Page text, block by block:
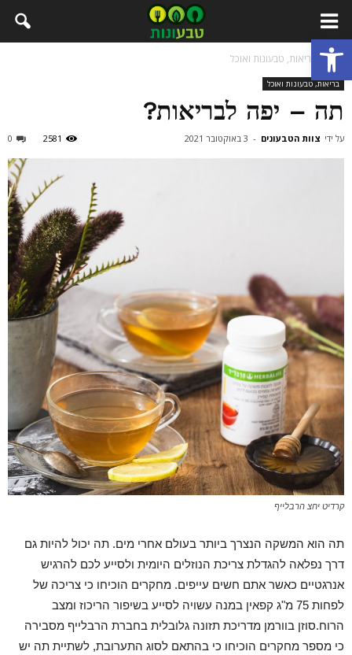
פתח סרגל נגישות
בית בריאות, טבעונות ואוכל
בריאות, טבעונות ואוכל
תה – יפה לבריאות?
על ידי צוות הטבעונים - 3 באוקטובר 2021 0 2581
קרדיט יחצ הרבלייף
תה הוא המשקה הנצרך ביותר בעולם אחרי מים. תה יכול להיות גם
דרך נפלאה להגדלת צריכת הנוזלים היומית ולסייע לכם להרגיש
אנרגטיים כאשר אתם חשים עייפים. מחקרים הוכיחו כי צריכה של
לפחות 75 מ"ג קפאין במנה עשויה לסייע בשיפור הריכוז ומצב
הרוח.סוזן בוורמן מדריכת תזונה גלובלית בחברת הרבלייף מסבירה
כי מספר מחקרים הוכיחו כי בהתאם לסוג התערובת, לשתיית תה יש